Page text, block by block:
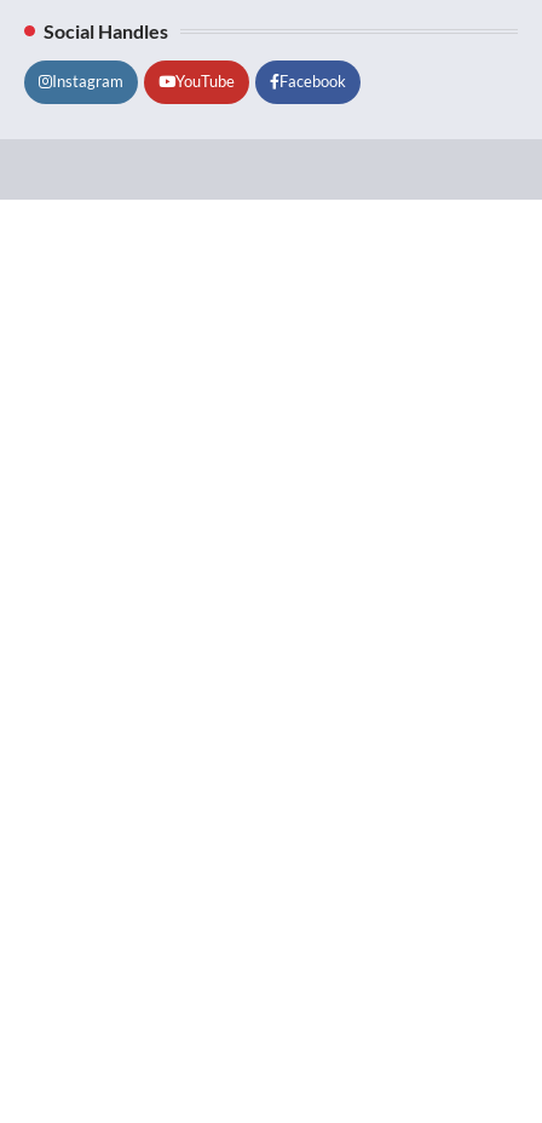
Social Handles
Instagram YouTube Facebook